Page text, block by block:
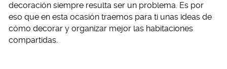
decoración siempre resulta ser un problema. Es por
eso que en esta ocasión traemos para ti unas ideas de
cómo decorar y organizar mejor las habitaciones
compartidas.